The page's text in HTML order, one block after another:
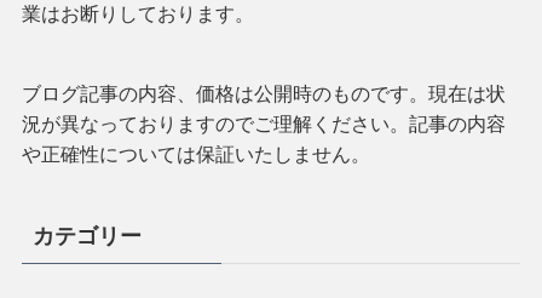
業はお断りしております。
ブログ記事の内容、価格は公開時のものです。現在は状
況が異なっておりますのでご理解ください。記事の内容
や正確性については保証いたしません。
カテゴリー